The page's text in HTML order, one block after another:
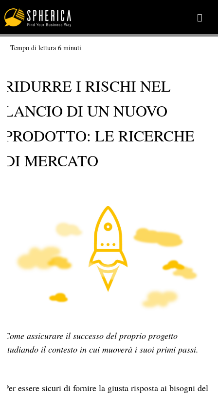
Tempo di lettura 6 minuti
RIDURRE I RISCHI NEL
LANCIO DI UN NUOVO
PRODOTTO: LE RICERCHE
DI MERCATO
Come assicurare il successo del proprio progetto
studiando il contesto in cui muoverà i suoi primi passi.
Per essere sicuri di fornire la giusta risposta ai bisogni del